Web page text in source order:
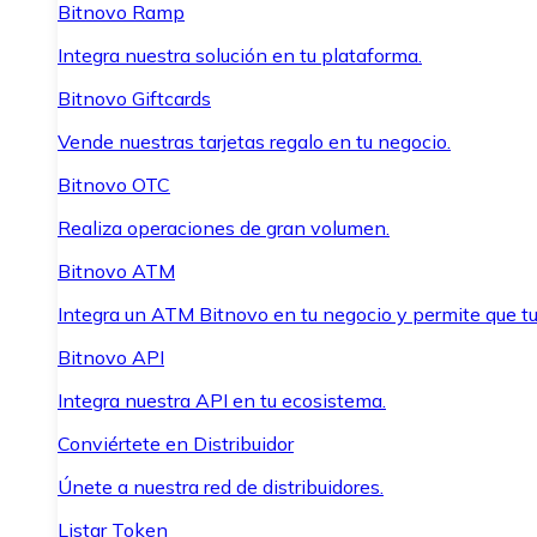
Bitnovo Ramp
Integra nuestra solución en tu plataforma.
Bitnovo Giftcards
Vende nuestras tarjetas regalo en tu negocio.
Bitnovo OTC
Realiza operaciones de gran volumen.
Bitnovo ATM
Integra un ATM Bitnovo en tu negocio y permite que
Bitnovo API
Integra nuestra API en tu ecosistema.
Conviértete en Distribuidor
Únete a nuestra red de distribuidores.
Listar Token